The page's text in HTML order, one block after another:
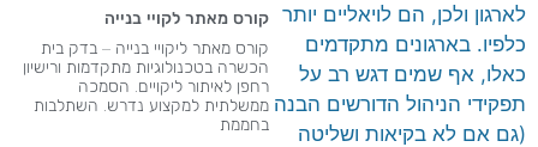
לארגון ולכן, הם לויאליים יותר
כלפיו. בארגונים מתקדמים
כאלו, אף שמים דגש רב על
תפקידי הניהול הדורשים הבנה
(גם אם לא בקיאות ושליטה
קורס מאתר לקויי בנייה
קורס מאתר ליקויי בנייה – בדק בית
הכשרה בטכנולוגיות מתקדמות ורישיון
רחפן לאיתור ליקויים. הסמכה
ממשלתית למקצוע נדרש​. השתלבות
בחממת